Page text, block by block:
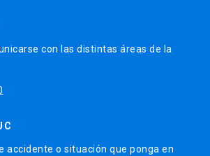
con las distintas áreas de la
accidente o situación que ponga en